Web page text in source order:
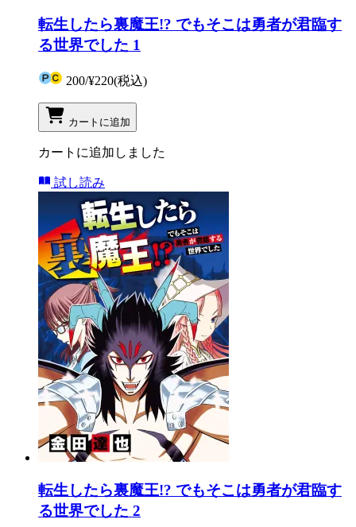
転生したら裏魔王!? でもそこは勇者が君臨す
る世界でした 1
200/¥220(税込)
カートに追加
カートに追加しました
試し読み
転生したら裏魔王!? でもそこは勇者が君臨す
る世界でした 2